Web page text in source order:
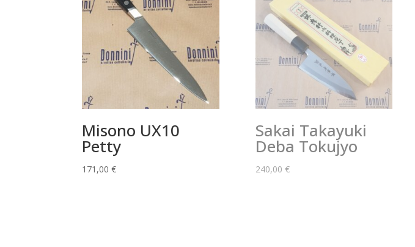
Misono UX10
Petty
171,00€
Sakai Takayuki
Deba Tokujyo
240,00 €